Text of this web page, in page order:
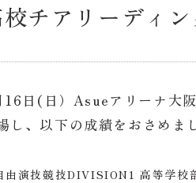
校チアリーディ
16日(日）Asueアリーナ大
し、以下の成績をおさめま
由演技競技DIVISION1 高等学校